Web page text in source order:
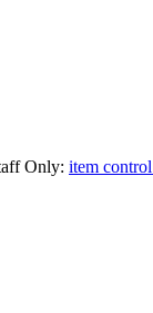
Only: item